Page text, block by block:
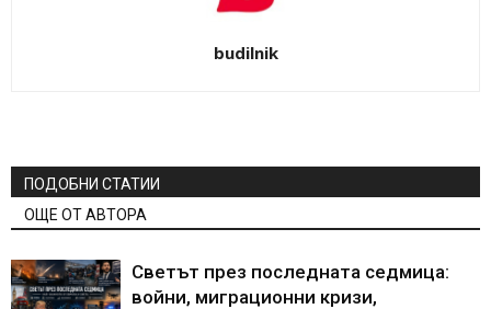
budilnik
ПОДОБНИ СТАТИИ
ОЩЕ ОТ АВТОРА
Светът през последната седмица:
войни, миграционни кризи,